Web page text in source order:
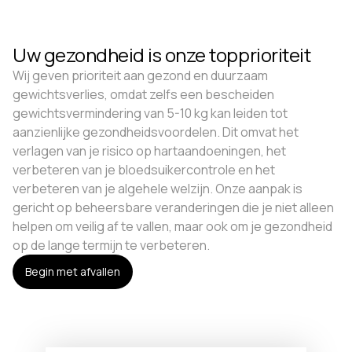
Uw gezondheid is onze topprioriteit
Wij geven prioriteit aan gezond en duurzaam
gewichtsverlies, omdat zelfs een bescheiden
gewichtsvermindering van 5-10 kg kan leiden tot
aanzienlijke gezondheidsvoordelen. Dit omvat het
verlagen van je risico op hartaandoeningen, het
verbeteren van je bloedsuikercontrole en het
verbeteren van je algehele welzijn. Onze aanpak is
gericht op beheersbare veranderingen die je niet alleen
helpen om veilig af te vallen, maar ook om je gezondheid
op de lange termijn te verbeteren.
Begin met afvallen